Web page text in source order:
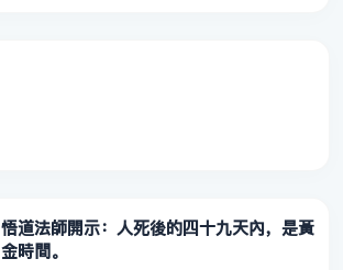
悟道法師開示：人死後的四十九天內，是黃
金時間。